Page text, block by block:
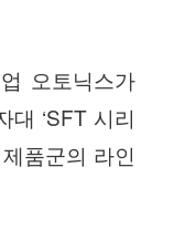
오토닉스가
대 ‘SFT 시리
품군의 라인